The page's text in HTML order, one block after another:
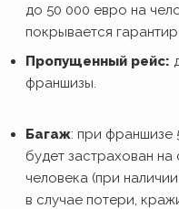
до 50 000 евро на
покрывается
Пропущенный рейс:
франшизы.
Багаж: при франшизе
будет застрахован
человека (при
в случае потери,